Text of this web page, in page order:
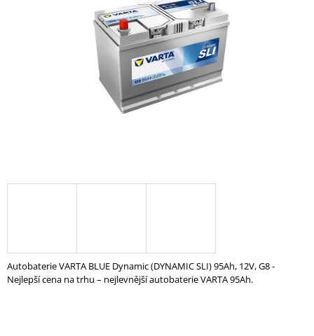
Autobaterie VARTA BLUE Dynamic (DYNAMIC SLI) 95Ah, 12V, G8 -
Nejlepší cena na trhu – nejlevnější autobaterie VARTA 95Ah.
O
R
U